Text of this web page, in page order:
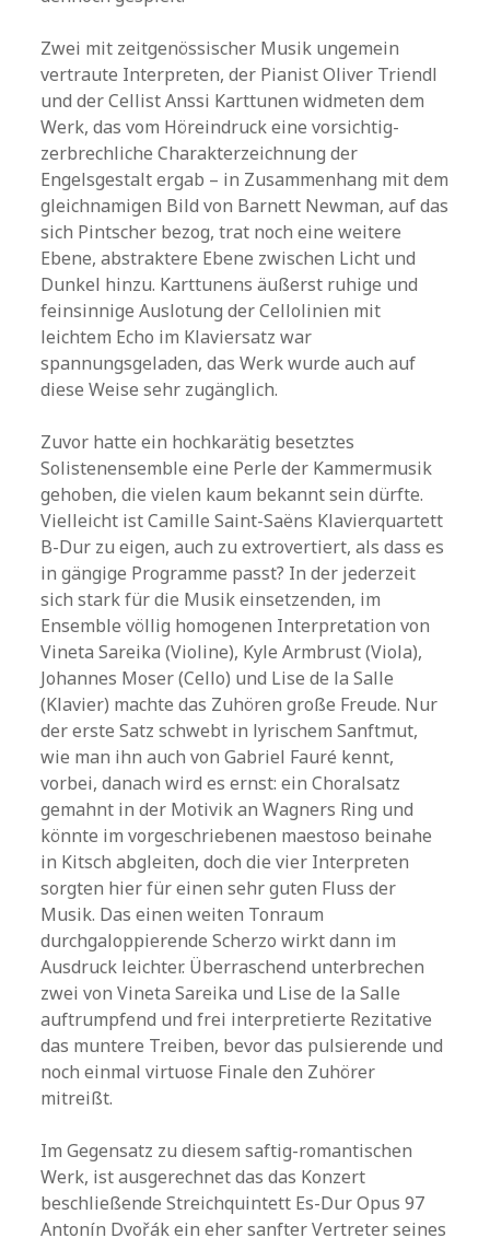
Zwei mit zeitgenössischer Musik ungemein
vertraute Interpreten, der Pianist Oliver Triendl
und der Cellist Anssi Karttunen widmeten dem
Werk, das vom Höreindruck eine vorsichtig-
zerbrechliche Charakterzeichnung der
Engelsgestalt ergab – in Zusammenhang mit dem
gleichnamigen Bild von Barnett Newman, auf das
sich Pintscher bezog, trat noch eine weitere
Ebene, abstraktere Ebene zwischen Licht und
Dunkel hinzu. Karttunens äußerst ruhige und
feinsinnige Auslotung der Cellolinien mit
leichtem Echo im Klaviersatz war
spannungsgeladen, das Werk wurde auch auf
diese Weise sehr zugänglich.
Zuvor hatte ein hochkarätig besetztes
Solistenensemble eine Perle der Kammermusik
gehoben, die vielen kaum bekannt sein dürfte.
Vielleicht ist Camille Saint-Saëns Klavierquartett
B-Dur zu eigen, auch zu extrovertiert, als dass es
in gängige Programme passt? In der jederzeit
sich stark für die Musik einsetzenden, im
Ensemble völlig homogenen Interpretation von
Vineta Sareika (Violine), Kyle Armbrust (Viola),
Johannes Moser (Cello) und Lise de la Salle
(Klavier) machte das Zuhören große Freude. Nur
der erste Satz schwebt in lyrischem Sanftmut,
wie man ihn auch von Gabriel Fauré kennt,
vorbei, danach wird es ernst: ein Choralsatz
gemahnt in der Motivik an Wagners Ring und
könnte im vorgeschriebenen maestoso beinahe
in Kitsch abgleiten, doch die vier Interpreten
sorgten hier für einen sehr guten Fluss der
Musik. Das einen weiten Tonraum
durchgaloppierende Scherzo wirkt dann im
Ausdruck leichter. Überraschend unterbrechen
zwei von Vineta Sareika und Lise de la Salle
auftrumpfend und frei interpretierte Rezitative
das muntere Treiben, bevor das pulsierende und
noch einmal virtuose Finale den Zuhörer
mitreißt.
Im Gegensatz zu diesem saftig-romantischen
Werk, ist ausgerechnet das das Konzert
beschließende Streichquintett Es-Dur Opus 97
Antonín Dvořák ein eher sanfter Vertreter seines